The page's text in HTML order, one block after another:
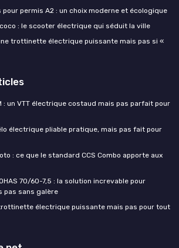
permis A2 : un choix moderne et écologique
: le scooter électrique qui séduit la ville
une trottinette électrique puissante mais pas si «
: un VTT électrique costaud mais pas parfait pour
électrique pliable pratique, mais pas fait pour
: ce que le standard CCS Combo apporte aux
70/60-7,5 : la solution increvable pour
pas sans galère
trottinette électrique puissante mais pas pour tout